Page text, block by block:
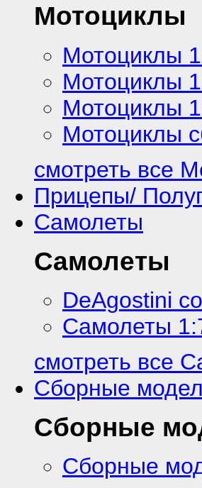
Мотоциклы
Мотоциклы
Мотоциклы
Мотоциклы
Мотоциклы
смотреть все
Прицепы/
Самолеты
Самолеты
DeAgostini
Самолеты
смотреть все
Сборные
Сборные
Сборные